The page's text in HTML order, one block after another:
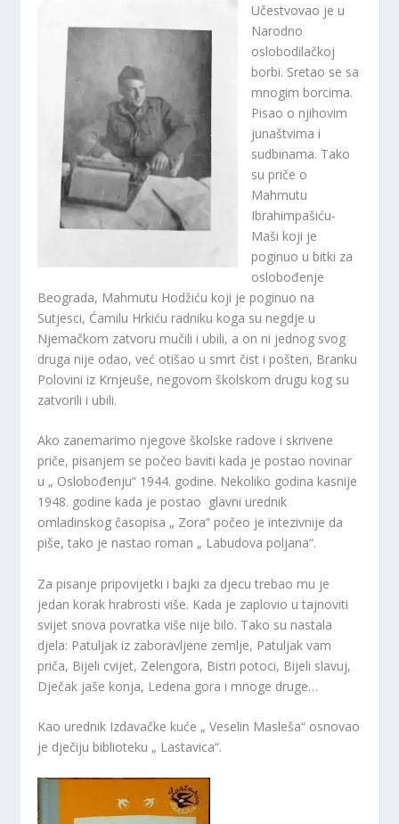
Učestvovao je u
Narodno
oslobodilačkoj
borbi. Sretao se sa
mnogim borcima.
Pisao o njihovim
junaštvima i
sudbinama. Tako
su priče o
Mahmutu
Ibrahimpašiću-
Maši koji je
poginuo u bitki za
oslobođenje
Beograda, Mahmutu Hodžiću koji je poginuo na
Sutjesci, Ćamilu Hrkiću radniku koga su negdje u
Njemačkom zatvoru mučili i ubili, a on ni jednog svog
druga nije odao, već otišao u smrt čist i pošten, Branku
Polovini iz Krnjeuše, negovom školskom drugu kog su
zatvorili i ubili.
Ako zanemarimo njegove školske radove i skrivene
priče, pisanjem se počeo baviti kada je postao novinar
u „ Oslobođenju“ 1944. godine. Nekoliko godina kasnije
1948. godine kada je postao glavni urednik
omladinskog časopisa „ Zora“ počeo je intezivnije da
piše, tako je nastao roman „ Labudova poljana“.
Za pisanje pripovijetki i bajki za djecu trebao mu je
jedan korak hrabrosti više. Kada je zaplovio u tajnoviti
svijet snova povratka više nije bilo. Tako su nastala
djela: Patuljak iz zaboravljene zemlje, Patuljak vam
priča, Bijeli cvijet, Zelengora, Bistri potoci, Bijeli slavuj,
Dječak jaše konja, Ledena gora i mnoge druge…
Kao urednik Izdavačke kuće „ Veselin Masleša“ osnovao
je dječiju biblioteku „ Lastavica“.